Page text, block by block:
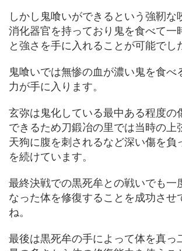
しかし鬼喰いができるという強靭な
消化器官を持っており鬼を食べて一
と強さを手に入れることが可能でし
鬼喰いでは無惨の血が濃い鬼を食べ
力が手に入ります。
玄弥は鬼化している最中ある程度の
できるため刀鍛冶の里では当時の上
天狗に腹を刺されるなど深い傷を負
を続けています。
最終決戦での黒死牟との戦いでも一
なった体を修復することを成功させ
ね。
最後は黒死牟の手によって体を真っ